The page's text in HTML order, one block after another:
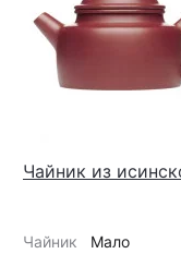
Чайник из
Чайник Мало